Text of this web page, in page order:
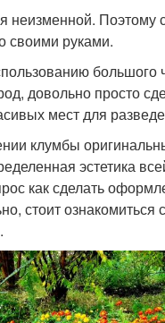
неизменной. Поэтому
своими руками.
большого
довольно просто
мест для
клумбы
эстетика
как сделать
стоит ознакомиться